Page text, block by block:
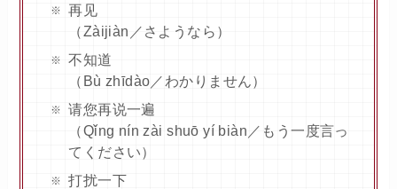
再见
（Zàijiàn／さようなら）
不知道
（Bù zhīdào／わかりません）
请您再说一遍
（Qǐng nín zài shuō yí biàn／もう一度言っ
てください）
打扰一下